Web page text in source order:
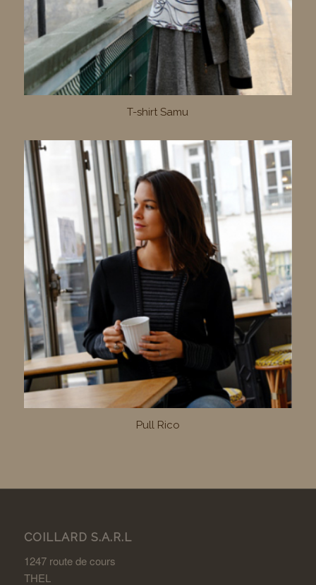
T-shirt Samu
Pull Rico
COILLARD S.A.R.L
1247 route de cours
THEL